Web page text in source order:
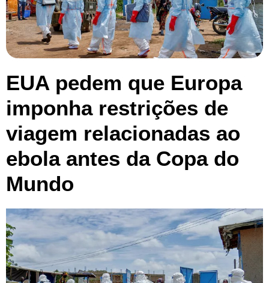
EUA pedem que Europa
imponha restrições de
viagem relacionadas ao
ebola antes da Copa do
Mundo